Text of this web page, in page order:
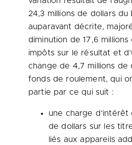
24,3 millions de dollars du
auparavant décrite,
diminution de 17,6
impôts sur le résultat et
change de 4,7 millions de
fonds de roulement, qui
partie par ce qui suit :
une charge d’intérêt
de dollars sur les
liés aux appareils